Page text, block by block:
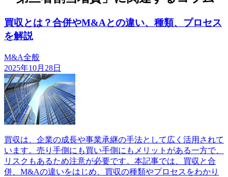
買収とは？合併やM&Aとの違い、種類、プロセス
を解説
M&A全般
2025年10月28日
買収は、企業の成長や事業承継の手法として広く活用されて
います。売り手側にも買い手側にもメリットがある一方で、
リスクもあるため注意が必要です。本記事では、買収と合
併、M&Aの違いをはじめ、買収の種類やプロセスをわかり